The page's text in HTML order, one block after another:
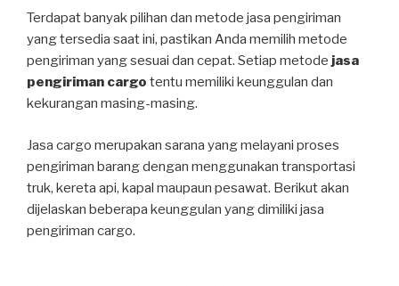
Terdapat banyak pilihan dan metode jasa pengiriman
yang tersedia saat ini, pastikan Anda memilih metode
pengiriman yang sesuai dan cepat. Setiap metode jasa
pengiriman cargo tentu memiliki keunggulan dan
kekurangan masing-masing.
Jasa cargo merupakan sarana yang melayani proses
pengiriman barang dengan menggunakan transportasi
truk, kereta api, kapal maupaun pesawat. Berikut akan
dijelaskan beberapa keunggulan yang dimiliki jasa
pengiriman cargo.